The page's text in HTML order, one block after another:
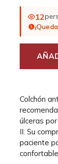
12
Colchón
úlceras
II. Su
paciente